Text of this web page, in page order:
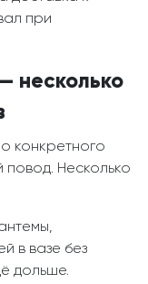
при
несколько
конкретного
Несколько
в вазе без
дольше.